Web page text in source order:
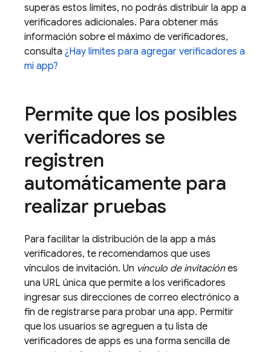
superas estos límites, no podrás distribuir la app a
verificadores adicionales. Para obtener más
información sobre el máximo de verificadores,
consulta ¿Hay límites para agregar verificadores a
mi app?
Permite que los posibles
verificadores se
registren
automáticamente para
realizar pruebas
Para facilitar la distribución de la app a más
verificadores, te recomendamos que uses
vínculos de invitación. Un vínculo de invitaciónes
una URL única que permite a los verificadores
ingresar sus direcciones de correo electrónico a
fin de registrarse para probar una app. Permitir
que los usuarios se agreguen a tu lista de
verificadores de apps es una forma sencilla de